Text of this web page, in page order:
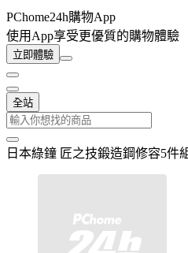
PChome24h購物App
使用App享受更優質的購物體驗
立即體驗
全站
日本綠鐘 匠之技鍛造鋼修容5件